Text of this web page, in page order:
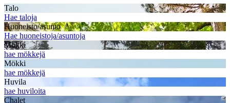
Talo
Hae taloja
Huoneisto/asunto
Hae huoneistoja/asuntoja
Mökki
hae mökkejä
Mökki
hae mökkejä
Huvila
hae huviloita
Chalet